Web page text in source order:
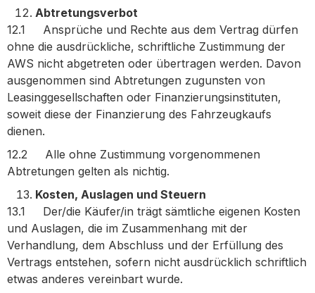
Abtretungsverbot
12.1 Ansprüche und Rechte aus dem Vertrag dürfen
ohne die ausdrückliche, schriftliche Zustimmung der
AWS nicht abgetreten oder übertragen werden. Davon
ausgenommen sind Abtretungen zugunsten von
Leasinggesellschaften oder Finanzierungsinstituten,
soweit diese der Finanzierung des Fahrzeugkaufs
dienen.
12.2 Alle ohne Zustimmung vorgenommenen
Abtretungen gelten als nichtig.
Kosten, Auslagen und Steuern
13.1 Der/die Käufer/in trägt sämtliche eigenen Kosten
und Auslagen, die im Zusammenhang mit der
Verhandlung, dem Abschluss und der Erfüllung des
Vertrags entstehen, sofern nicht ausdrücklich schriftlich
etwas anderes vereinbart wurde.